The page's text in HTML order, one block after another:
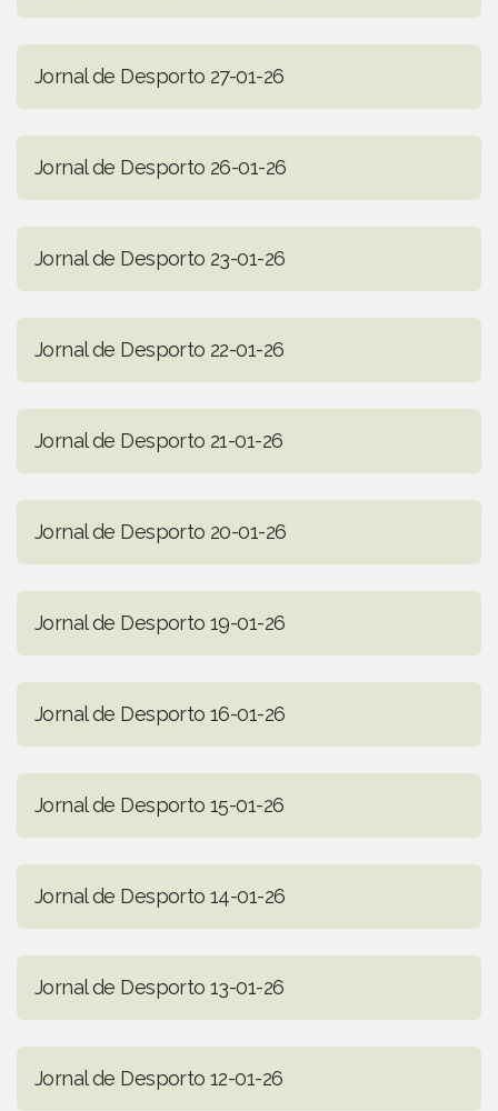
Jornal de Desporto 27-01-26
Jornal de Desporto 26-01-26
Jornal de Desporto 23-01-26
Jornal de Desporto 22-01-26
Jornal de Desporto 21-01-26
Jornal de Desporto 20-01-26
Jornal de Desporto 19-01-26
Jornal de Desporto 16-01-26
Jornal de Desporto 15-01-26
Jornal de Desporto 14-01-26
Jornal de Desporto 13-01-26
Jornal de Desporto 12-01-26